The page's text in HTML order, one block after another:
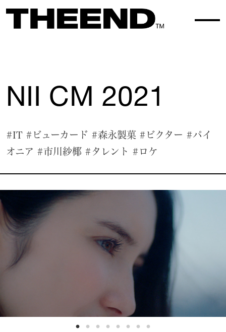
「ADC年鑑 日本のアートディレクション
2025」に作品が掲載されました。
WORK121
WORK 086
NII CM 2021
#IT #ビューカード #森永製菓 #ビクター #パイ
オニア #市川紗椰 #タレント #ロケ